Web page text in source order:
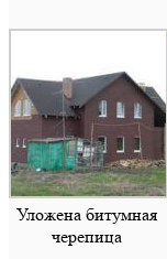
Уложена битумная
черепица